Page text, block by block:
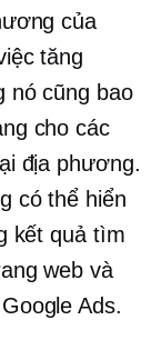
của
tăng
cũng bao
cho các
địa phương.
có thể hiển
kết quả tìm
web và
Ads.